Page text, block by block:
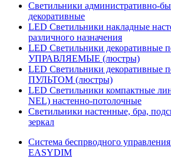
Светильники административно-
декоративные
LED Cветильники накладные
различного назначения
LED Светильники декоративные
УПРАВЛЯЕМЫЕ (люстры)
LED Светильники декоративные
ПУЛЬТОМ (люстры)
LED Светильники компактные
NEL) настенно-потолочные
Светильники настенные, бра,
зеркал
Система беспрводного
EASYDIM